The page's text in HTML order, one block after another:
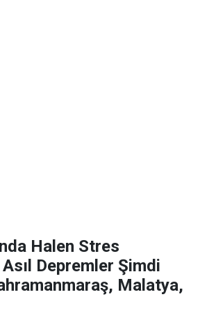
Halen Stres
Depremler Şimdi
Malatya,